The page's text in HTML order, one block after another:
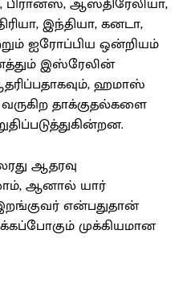
இந்தியா, கனடா,
ஐரோப்பிய ஒன்றியம்
இஸ்ரேலின்
ஹமாஸ்
தாக்குதல்களை
ஆதரவு
ஆனால் யார்
என்பதுதான்
முக்கியமான